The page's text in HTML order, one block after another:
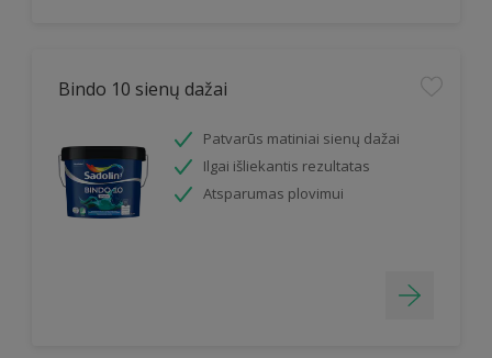
Bindo 10 sienų dažai
Patvarūs matiniai sienų dažai
Ilgai išliekantis rezultatas
Atsparumas plovimui